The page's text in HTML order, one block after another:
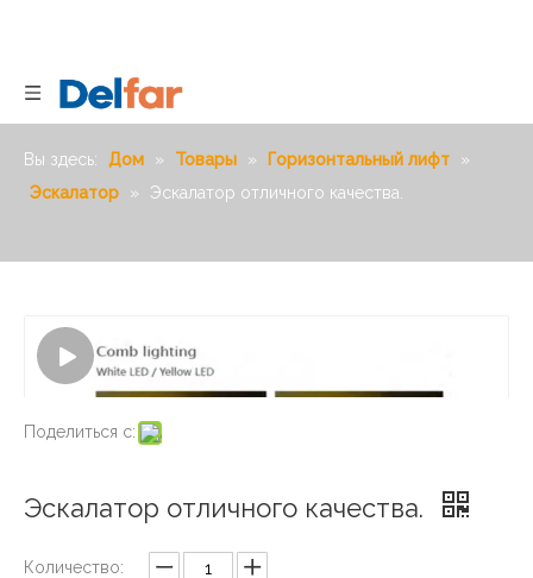
Вы здесь: Дом » Товары » Горизонтальный лифт
»
Эскалатор
» Эскалатор отличного качества.
Поделиться с:
Эскалатор отличного качества.
Количество: